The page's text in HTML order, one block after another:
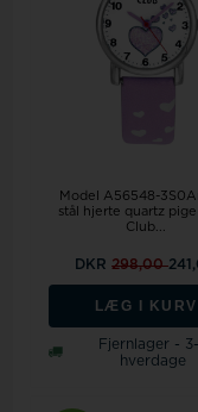
Model A56548-
stål hjerte quartz
Club...
DKR298,00
LÆG I KURV
Fjernlager -
hverdage